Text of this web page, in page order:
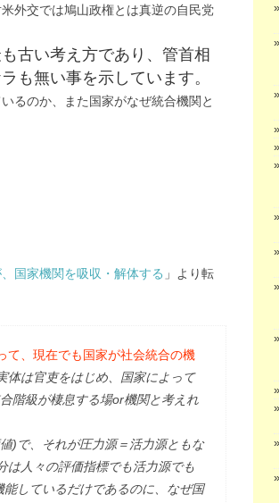
外交では鳩山政権とは真逆の自民党
古い考え方であり、管首相
も無い事を示しています。
るのか、また国家がなぜ統合機関と
国家機関を吸収・解体する 」より転
て、現在でも国家が社会統合の機
体は官吏をはじめ、国家によって
階級が棲息する場or機関と考えれ
)で、それが圧力源＝活力源ともな
は人々の評価指標でも活力源でも
しているだけであるのに、なぜ国